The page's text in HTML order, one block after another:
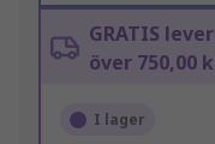
GRATIS
över 750,00
I lager